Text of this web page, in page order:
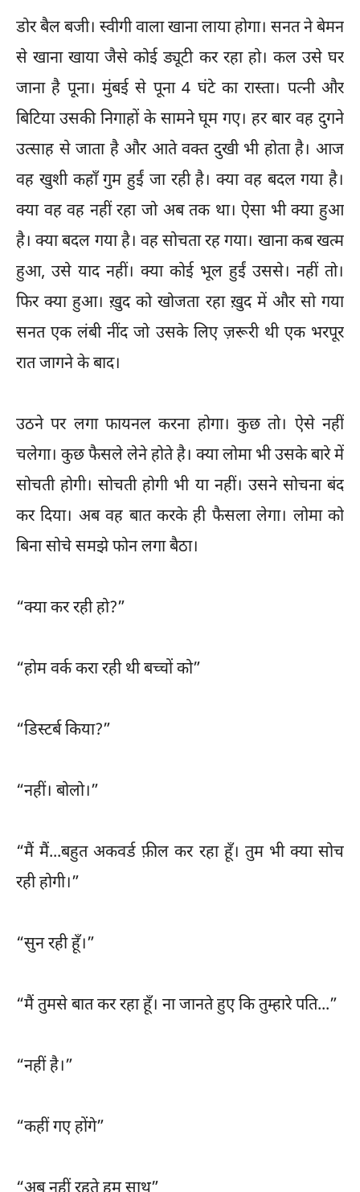
डोर बैल बजी। स्वीगी वाला खाना लाया होगा। सनत ने बेमन
से खाना खाया जैसे कोई ड्यूटी कर रहा हो। कल उसे घर
जाना है पूना। मुंबई से पूना 4 घंटे का रास्ता। पत्नी और
बिटिया उसकी निगाहों के सामने घूम गए। हर बार वह दुगने
उत्साह से जाता है और आते वक्त दुखी भी होता है। आज
वह खुशी कहाँ गुम हुईं जा रही है। क्या वह बदल गया है।
क्या वह वह नहीं रहा जो अब तक था। ऐसा भी क्या हुआ
है। क्या बदल गया है। वह सोचता रह गया। खाना कब खत्म
हुआ, उसे याद नहीं। क्या कोई भूल हुईं उससे। नहीं तो।
फिर क्या हुआ। ख़ुद को खोजता रहा ख़ुद में और सो गया
सनत एक लंबी नींद जो उसके लिए ज़रूरी थी एक भरपूर
रात जागने के बाद।
उठने पर लगा फायनल करना होगा। कुछ तो। ऐसे नहीं
चलेगा। कुछ फैसले लेने होते है। क्या लोमा भी उसके बारे में
सोचती होगी। सोचती होगी भी या नहीं। उसने सोचना बंद
कर दिया। अब वह बात करके ही फैसला लेगा। लोमा को
बिना सोचे समझे फोन लगा बैठा।
“क्या कर रही हो?”
“होम वर्क करा रही थी बच्चों को”
“डिस्टर्ब किया?”
“नहीं। बोलो।”
“मैं मैं...बहुत अकवर्ड फ़ील कर रहा हूँ। तुम भी क्या सोच
रही होगी।”
“सुन रही हूँ।”
“मैं तुमसे बात कर रहा हूँ। ना जानते हुए कि तुम्हारे पति...”
“नहीं है।”
“कहीं गए होंगे”